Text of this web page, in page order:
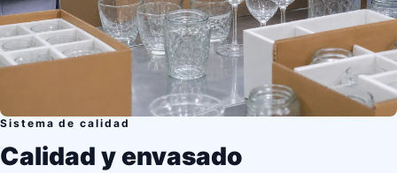
Sistema de calidad
Calidad y envasado